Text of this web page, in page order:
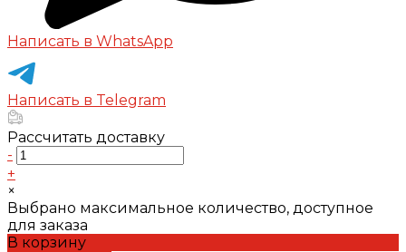
Написать в WhatsApp
Написать в Telegram
Рассчитать доставку
-
+
×
Выбрано максимальное количество, доступное
для заказа
В корзину